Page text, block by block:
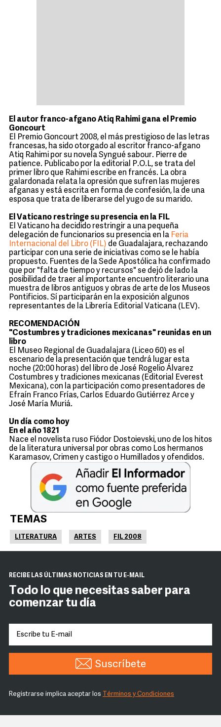
El autor franco-afgano Atiq Rahimi gana el Premio
Goncourt
El Premio Goncourt 2008, el más prestigioso de las letras
francesas, ha sido otorgado al escritor franco-afgano
Atiq Rahimi por su novela Syngué sabour. Pierre de
patience. Publicabo por la editorial P.O.L, se trata del
primer libro que Rahimi escribe en francés. La obra
galardonada relata la opresión que sufren las mujeres
afganas y está escrita en forma de confesión, la de una
esposa que trata de liberarse del yugo de su marido.
El Vaticano restringe su presencia en la FIL
El Vaticano ha decidido restringir a una pequeña
delegación de funcionarios su presencia en la Feria
Internacional del Libro (FIL) de Guadalajara, rechazando
participar con una serie de iniciativas como se le había
propuesto. Fuentes de la Sede Apostólica ha confirmado
que por "falta de tiempo y recursos" se dejó de lado la
posibilidad de traer al importante encuentro literario una
muestra de libros antiguos y obras de arte de los Museos
Pontificios. Sí participarán en la exposición algunos
representantes de la Librería Editorial Vaticana (LEV).
RECOMENDACIÓN
"Costumbres y tradiciones mexicanas" reunidas en un
libro
El Museo Regional de Guadalajara (Liceo 60) es el
escenario de la presentación que tendrá lugar esta
noche (20:00 horas) del libro de José Rogelio Álvarez
Costumbres y tradiciones mexicanas (Editorial Everest
Mexicana), con la participación como presentadores de
Efraín Franco Frías, Carlos Eduardo Gutiérrez Arce y
José María Muriá.
Un día como hoy
En el año 1821
Nace el novelista ruso Fiódor Dostoievski, uno de los hitos
de la literatura universal por obras como Los hermanos
Karamasov, Crimen y castigo o Humillados y ofendidos.
TEMAS
LITERATURA ARTES FIL 2008
RECIBE LAS ÚLTIMAS NOTICIAS EN TU E-MAIL
Todo lo que necesitas saber para
comenzar tu día
Suscríbete
Registrarse implica aceptar los Términos y Condiciones